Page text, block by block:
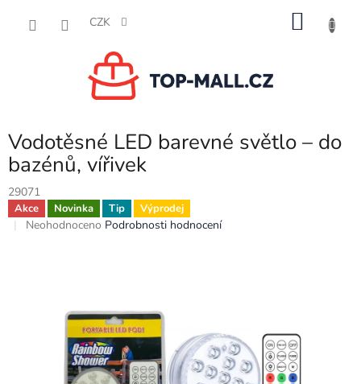
CZK
Vodotěsné LED barevné světlo – do
bazénů, vířivek
29071
Akce Novinka Tip Výprodej
Průměrné
Neohodnoceno Podrobnosti hodnocení